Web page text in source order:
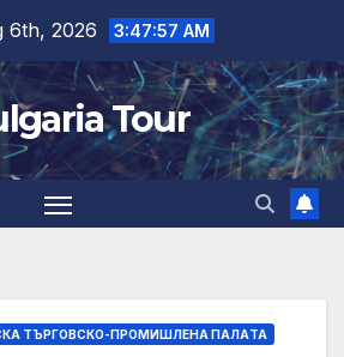
6th, 2026 3:47:57 AM
Tour
ТЪРГОВСКО-ПРОМИШЛЕНА ПАЛAТА